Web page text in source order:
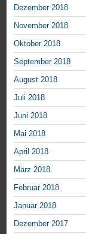
Dezember 2018
November 2018
Oktober 2018
September 2018
August 2018
Juli 2018
Juni 2018
Mai 2018
April 2018
März 2018
Februar 2018
Januar 2018
Dezember 2017